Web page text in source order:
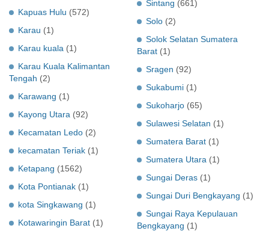
Kapuas Hulu (572)
Karau (1)
Karau kuala (1)
Karau Kuala Kalimantan
Tengah (2)
Karawang (1)
Kayong Utara (92)
Kecamatan Ledo (2)
kecamatan Teriak (1)
Ketapang (1562)
Kota Pontianak (1)
kota Singkawang (1)
Kotawaringin Barat (1)
Sintang (661)
Solo (2)
Solok Selatan Sumatera
Barat (1)
Sragen (92)
Sukabumi (1)
Sukoharjo (65)
Sulawesi Selatan (1)
Sumatera Barat (1)
Sumatera Utara (1)
Sungai Deras (1)
Sungai Duri Bengkayang (1)
Sungai Raya Kepulauan
Bengkayang (1)